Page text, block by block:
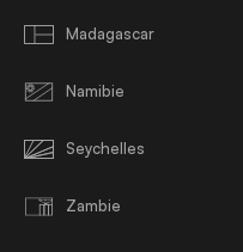
Madagascar
Namibie
Seychelles
Zambie